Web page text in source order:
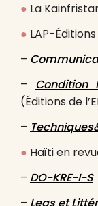
● La
● LAP-Éditions
–
– Condition
(Éditions de
–
● Haïti en
– DO-KRE-I-S